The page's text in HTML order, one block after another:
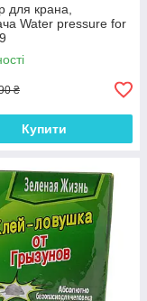
для крана,
Water pressure for
₴
Купити